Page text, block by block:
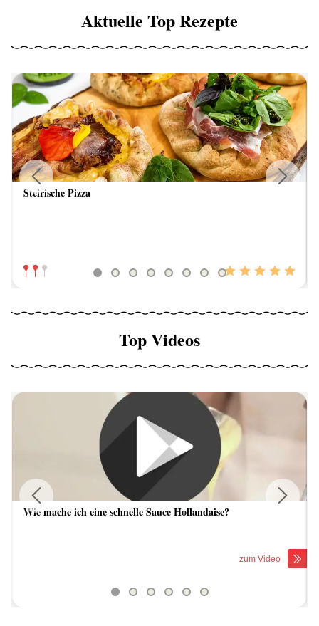
Aktuelle Top Rezepte
Steirische Pizza
Previous
Top Videos
Wie mache ich eine schnelle Sauce Hollandaise?
zum Video
Previous